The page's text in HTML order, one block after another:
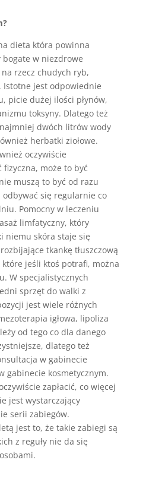
dieta która powinna
w niezdrowe
rzecz chudych ryb,
Istotne jest odpowiednie
picie dużej ilości płynów,
toksyny. Dlatego też
dwóch litrów wody
herbatki ziołowe.
oczywiście
może to być
muszą to być od razu
się regularnie co
Pomocny w leczeniu
limfatyczny, który
niemu skóra staje się
tkankę tłuszczową
jeśli ktoś potrafi, można
W specjalistycznych
sprzęt do walki z
jest wiele różnych
igłowa, lipoliza
od tego co dla danego
dlatego też
w gabinecie
gabinecie kosmetycznym.
zapłacić, co więcej
jest wystarczający
serii zabiegów.
jest to, że takie zabiegi są
z reguły nie da się